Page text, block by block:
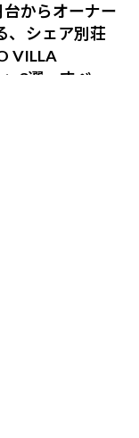
からオーナー
、シェア別荘
VILLA
3選。すべて